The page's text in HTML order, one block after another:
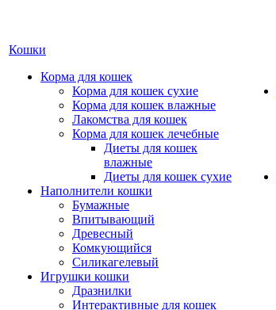
Кошки
Корма для кошек
Корма для кошек сухие
Корма для кошек влажные
Лакомства для кошек
Корма для кошек лечебные
Диеты для кошек
влажные
Диеты для кошек сухие
Наполнители кошки
Бумажные
Впитывающий
Древесный
Комкующийся
Силикагелевый
Игрушки кошки
Дразнилки
Интерактивные для кошек